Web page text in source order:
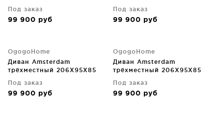
Под заказ
99 900 руб
Под заказ
99 900 руб
OgogoHome
Диван Amsterdam
трёхместный 206X95X85
Под заказ
99 900 руб
OgogoHome
Диван Amsterdam
трёхместный 206X95X85
Под заказ
99 900 руб